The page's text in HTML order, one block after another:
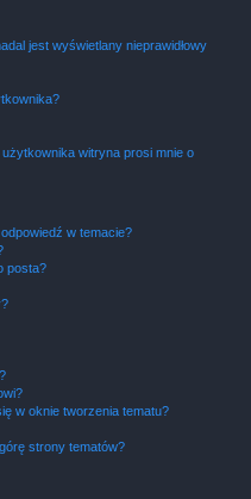
jest wyświetlany nieprawidłowy
witryna prosi mnie o
w temacie?
posta?
w oknie tworzenia tematu?
strony tematów?